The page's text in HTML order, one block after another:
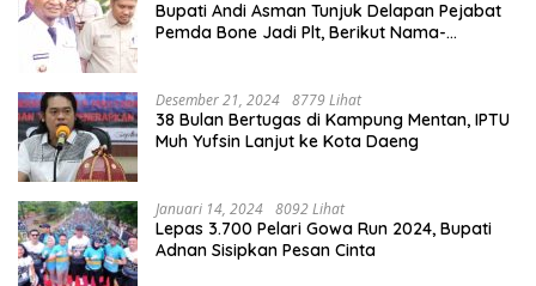
Bupati Andi Asman Tunjuk Delapan Pejabat
Pemda Bone Jadi Plt, Berikut Nama-
Desember 21, 2024 8779 Lihat
38 Bulan Bertugas di Kampung Mentan, IPTU
Muh Yufsin Lanjut ke Kota Daeng
Januari 14, 2024 8092 Lihat
Lepas 3.700 Pelari Gowa Run 2024, Bupati
Adnan Sisipkan Pesan Cinta